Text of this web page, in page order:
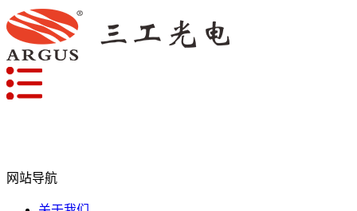
网站导航